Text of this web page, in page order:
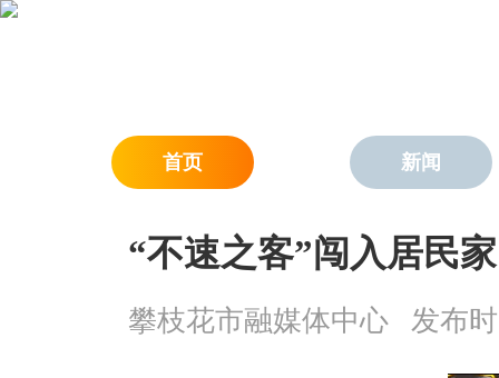
首页 新闻
“不速之客”闯入居民
攀枝花市融媒体中心 发布